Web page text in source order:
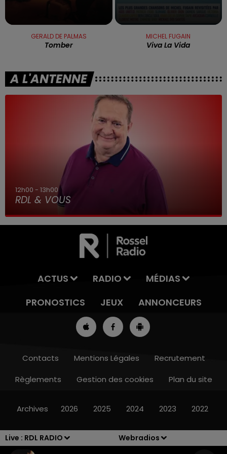
Live : RDL RADIO
Webradios
7h00 - 10h00
GERALD DE PALMAS
Tomber
MICHEL FUGAIN
Viva La Vida
A L'ANTENNE
12h00 - 13h00
RDL & VOUS
ACTUS RADIO
MÉDIAS
PRONOSTICS
JEUX ANNONCEURS
Contacts Mentions Légales
Recrutement
Règlements
Gestion des cookies Plan du site
Archives 2026 2025 2024 2023 2022